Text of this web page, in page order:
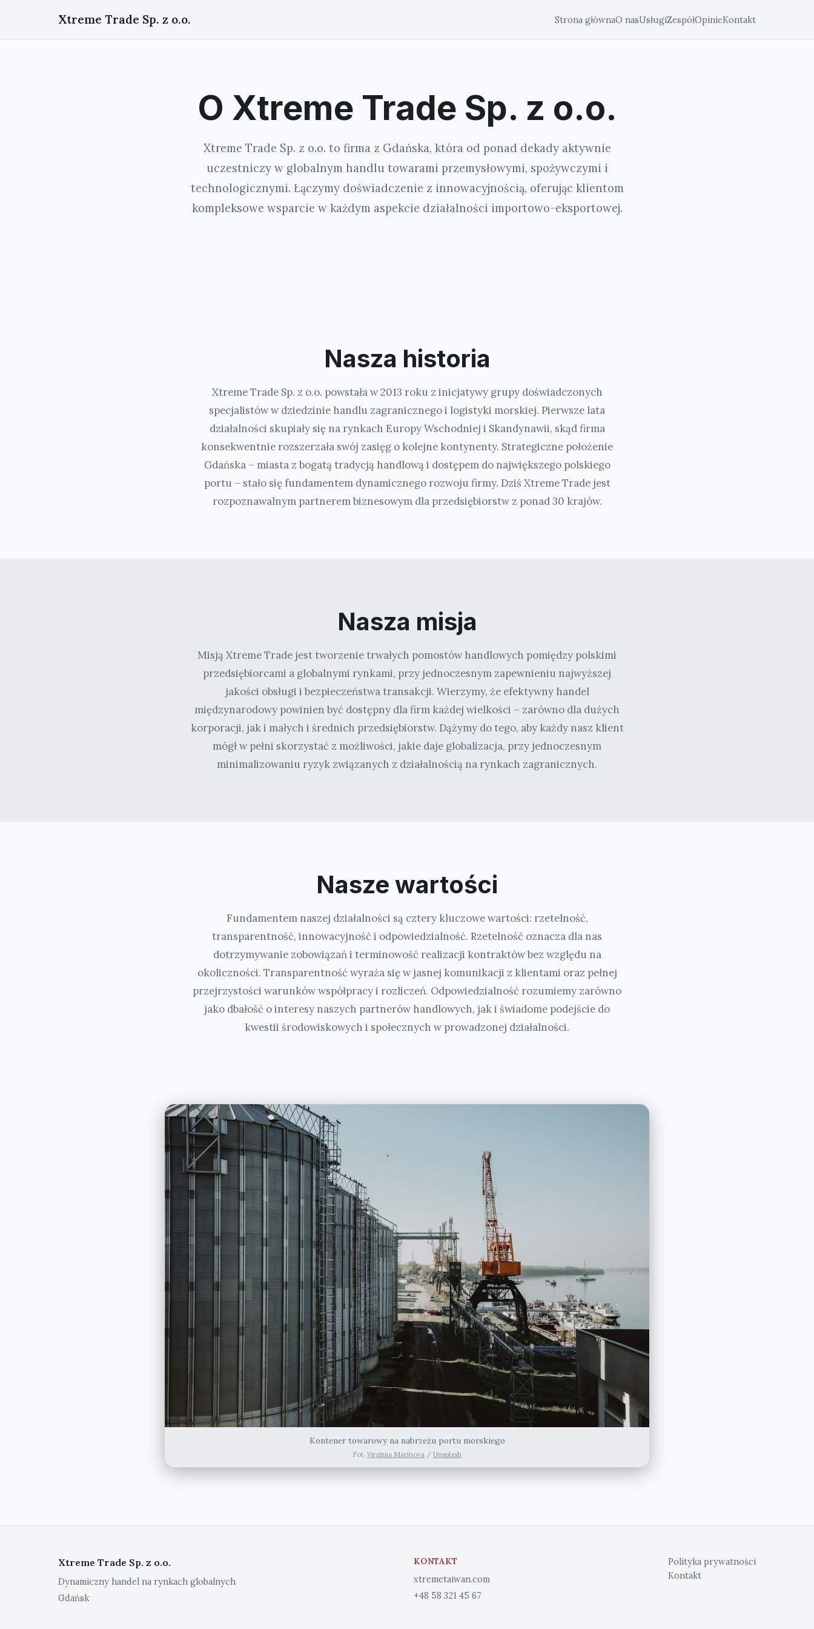
Xtreme Trade Sp. z o.o. Strona głównaO nasUsługiZespółOpinieKontakt
O Xtreme Trade Sp. z o.o.
Xtreme Trade Sp. z o.o. to firma z Gdańska, która od ponad dekady aktywnie
uczestniczy w globalnym handlu towarami przemysłowymi, spożywczymi i
technologicznymi. Łączymy doświadczenie z innowacyjnością, oferując klientom
kompleksowe wsparcie w każdym aspekcie działalności importowo-eksportowej.
Nasza historia
Xtreme Trade Sp. z o.o. powstała w 2013 roku z inicjatywy grupy doświadczonych
specjalistów w dziedzinie handlu zagranicznego i logistyki morskiej. Pierwsze lata
działalności skupiały się na rynkach Europy Wschodniej i Skandynawii, skąd firma
konsekwentnie rozszerzała swój zasięg o kolejne kontynenty. Strategiczne położenie
Gdańska – miasta z bogatą tradycją handlową i dostępem do największego polskiego
portu – stało się fundamentem dynamicznego rozwoju firmy. Dziś Xtreme Trade jest
rozpoznawalnym partnerem biznesowym dla przedsiębiorstw z ponad 30 krajów.
Nasza misja
Misją Xtreme Trade jest tworzenie trwałych pomostów handlowych pomiędzy polskimi
przedsiębiorcami a globalnymi rynkami, przy jednoczesnym zapewnieniu najwyższej
jakości obsługi i bezpieczeństwa transakcji. Wierzymy, że efektywny handel
międzynarodowy powinien być dostępny dla firm każdej wielkości – zarówno dla dużych
korporacji, jak i małych i średnich przedsiębiorstw. Dążymy do tego, aby każdy nasz klient
mógł w pełni skorzystać z możliwości, jakie daje globalizacja, przy jednoczesnym
minimalizowaniu ryzyk związanych z działalnością na rynkach zagranicznych.
Nasze wartości
Fundamentem naszej działalności są cztery kluczowe wartości: rzetelność,
transparentność, innowacyjność i odpowiedzialność. Rzetelność oznacza dla nas
dotrzymywanie zobowiązań i terminowość realizacji kontraktów bez względu na
okoliczności. Transparentność wyraża się w jasnej komunikacji z klientami oraz pełnej
przejrzystości warunków współpracy i rozliczeń. Odpowiedzialność rozumiemy zarówno
jako dbałość o interesy naszych partnerów handlowych, jak i świadome podejście do
kwestii środowiskowych i społecznych w prowadzonej działalności.
Kontener towarowy na nabrzeżu portu morskiego
Fot. Virginia Marinova / Unsplash
Xtreme Trade Sp. z o.o.
Dynamiczny handel na rynkach globalnych
Gdańsk
KONTAKT
xtremetaiwan.com
+48 58 321 45 67
Polityka prywatności
Kontakt